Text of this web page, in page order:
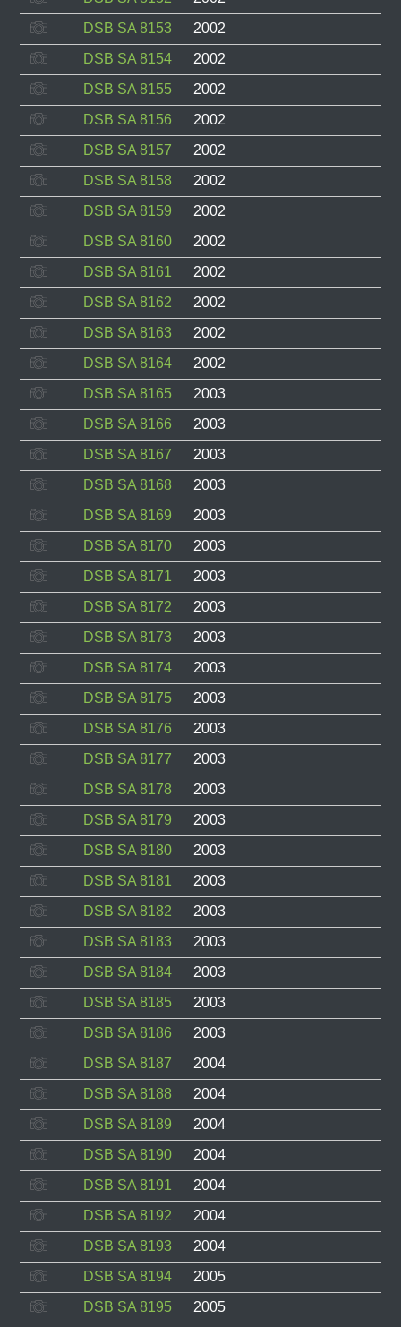
DSB SA 8153
2002
DSB SA 8154
2002
DSB SA 8155
2002
DSB SA 8156
2002
DSB SA 8157
2002
DSB SA 8158
2002
DSB SA 8159
2002
DSB SA 8160
2002
DSB SA 8161
2002
DSB SA 8162
2002
DSB SA 8163
2002
DSB SA 8164
2002
DSB SA 8165
2003
DSB SA 8166
2003
DSB SA 8167
2003
DSB SA 8168
2003
DSB SA 8169
2003
DSB SA 8170
2003
DSB SA 8171
2003
DSB SA 8172
2003
DSB SA 8173
2003
DSB SA 8174
2003
DSB SA 8175
2003
DSB SA 8176
2003
DSB SA 8177
2003
DSB SA 8178
2003
DSB SA 8179
2003
DSB SA 8180
2003
DSB SA 8181
2003
DSB SA 8182
2003
DSB SA 8183
2003
DSB SA 8184
2003
DSB SA 8185
2003
DSB SA 8186
2003
DSB SA 8187
2004
DSB SA 8188
2004
DSB SA 8189
2004
DSB SA 8190
2004
DSB SA 8191
2004
DSB SA 8192
2004
DSB SA 8193
2004
DSB SA 8194
2005
DSB SA 8195
2005